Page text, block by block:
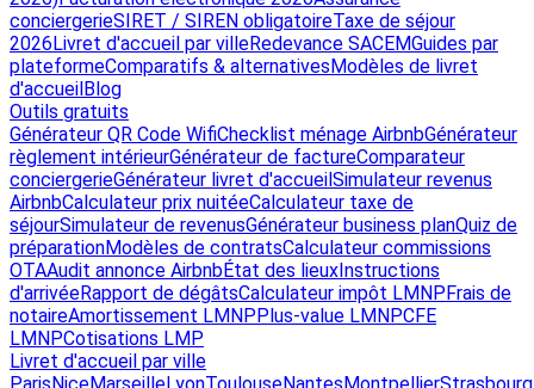
conciergerieSIRET / SIREN obligatoireTaxe de séjour
2026Livret d'accueil par villeRedevance SACEMGuides par
plateformeComparatifs & alternativesModèles de livret
d'accueilBlog
Outils gratuits
Générateur QR Code WifiChecklist ménage AirbnbGénérateur
règlement intérieurGénérateur de factureComparateur
conciergerieGénérateur livret d'accueilSimulateur revenus
AirbnbCalculateur prix nuitéeCalculateur taxe de
séjourSimulateur de revenusGénérateur business planQuiz de
préparationModèles de contratsCalculateur commissions
OTAAudit annonce AirbnbÉtat des lieuxInstructions
d'arrivéeRapport de dégâtsCalculateur impôt LMNPFrais de
notaireAmortissement LMNPPlus-value LMNPCFE
LMNPCotisations LMP
Livret d'accueil par ville